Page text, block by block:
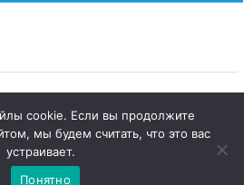
Все права защищены.
В.Г. Белинского
cookie. Если вы продолжите
мы будем считать, что это вас
устраивает.
Понятно
с